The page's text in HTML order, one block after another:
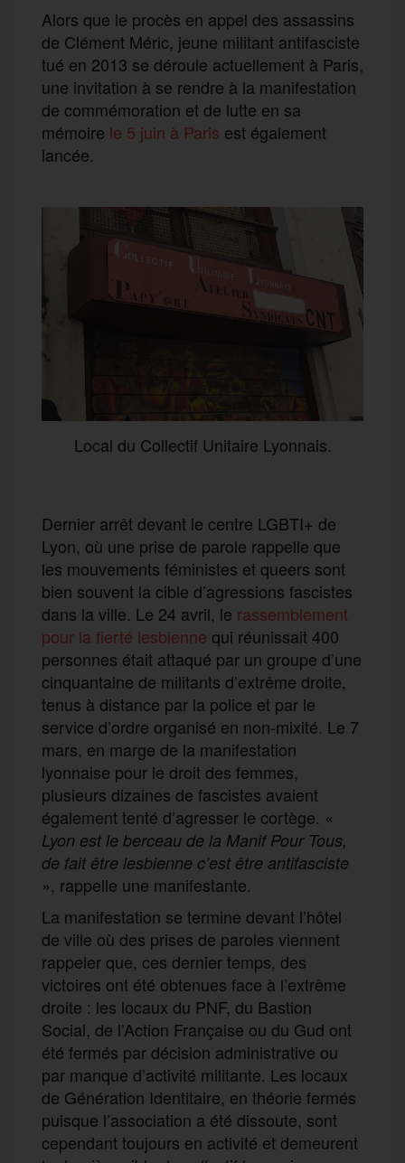
Alors que le procès en appel des assassins
de Clément Méric, jeune militant antifasciste
tué en 2013 se déroule actuellement à Paris,
une invitation à se rendre à la manifestation
de commémoration et de lutte en sa
mémoire le 5 juin à Paris est également
lancée.
Local du Collectif Unitaire Lyonnais.
Dernier arrêt devant le centre LGBTI+ de
Lyon, où une prise de parole rappelle que
les mouvements féministes et queers sont
bien souvent la cible d’agressions fascistes
dans la ville. Le 24 avril, le rassemblement
pour la fierté lesbienne qui réunissait 400
personnes était attaqué par un groupe d’une
cinquantaine de militants d’extrême droite,
tenus à distance par la police et par le
service d’ordre organisé en non-mixité. Le 7
mars, en marge de la manifestation
lyonnaise pour le droit des femmes,
plusieurs dizaines de fascistes avaient
également tenté d’agresser le cortège. «
Lyon est le berceau de la Manif Pour Tous,
de fait être lesbienne c’est être antifasciste
», rappelle une manifestante.
La manifestation se termine devant l’hôtel
de ville où des prises de paroles viennent
rappeler que, ces dernier temps, des
victoires ont été obtenues face à l’extrême
droite : les locaux du PNF, du Bastion
Social, de l’Action Française ou du Gud ont
été fermés par décision administrative ou
par manque d’activité militante. Les locaux
de Génération Identitaire, en théorie fermés
puisque l’association a été dissoute, sont
cependant toujours en activité et demeurent